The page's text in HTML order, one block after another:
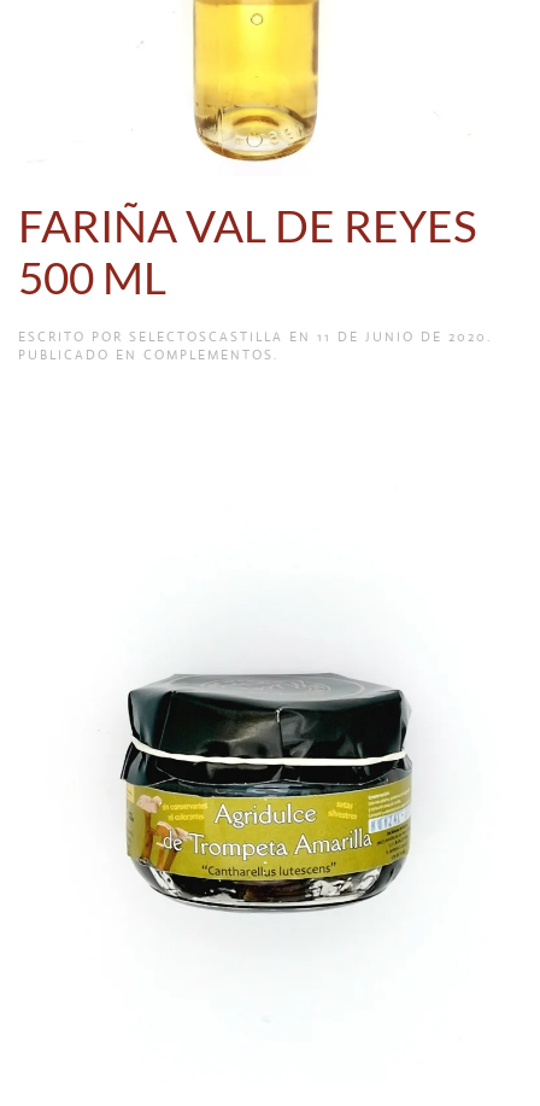
FARIÑA VAL DE REYES
500 ML
ESCRITO POR SELECTOSCASTILLA EN 11 DE JUNIO DE 2020 .
PUBLICADO EN COMPLEMENTOS .